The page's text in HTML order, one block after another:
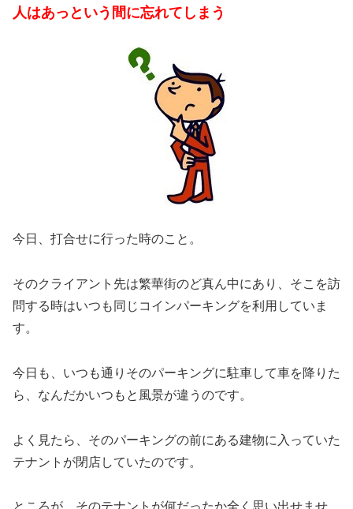
人はあっという間に忘れてしまう
今日、打合せに行った時のこと。
そのクライアント先は繁華街のど真ん中にあり、そこを訪
問する時はいつも同じコインパーキングを利用していま
す。
今日も、いつも通りそのパーキングに駐車して車を降りた
ら、なんだかいつもと風景が違うのです。
よく見たら、そのパーキングの前にある建物に入っていた
テナントが閉店していたのです。